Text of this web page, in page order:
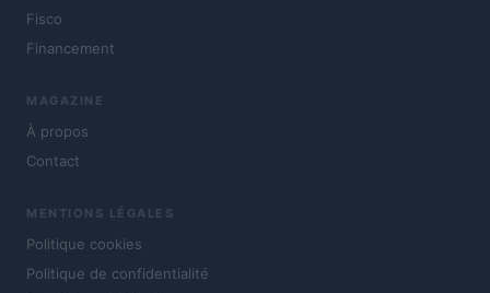
Fisco
Financement
MAGAZINE
À propos
Contact
MENTIONS LÉGALES
Politique cookies
Politique de confidentialité